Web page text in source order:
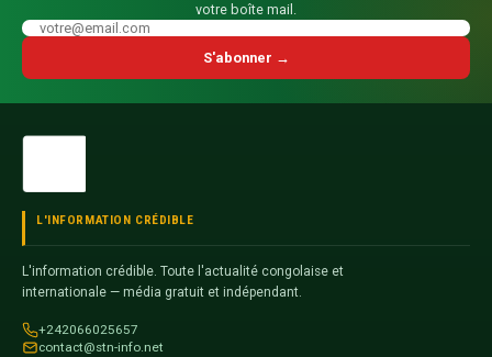
votre boîte mail.
S'abonner →
L'INFORMATION CRÉDIBLE
L'information crédible. Toute l'actualité congolaise et
internationale — média gratuit et indépendant.
+242066025657
contact@stn-info.net